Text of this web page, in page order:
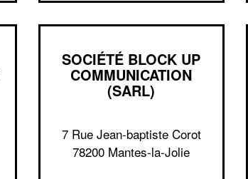
SOCIÉTÉ BLOCK UP
COMMUNICATION
(SARL)
7 Rue Jean-baptiste Corot
78200 Mantes-la-Jolie